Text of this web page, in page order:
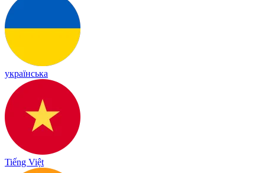
українська
Tiếng Việt